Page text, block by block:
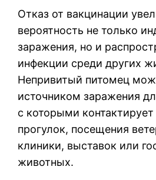
Отказ от вакцинации
вероятность не только
заражения, но и
инфекции среди других
Непривитый питомец
источником заражения
с которыми
прогулок, посещения
клиники, выставок или
животных.